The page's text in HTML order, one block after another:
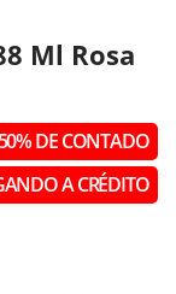
Ml Rosa
DE CONTADO
A CRÉDITO